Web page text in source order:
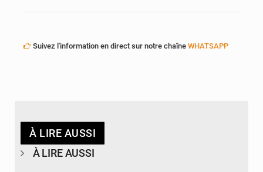
Suivez l'information en direct sur notre chaîne WHATSAPP
À LIRE AUSSI
À LIRE AUSSI